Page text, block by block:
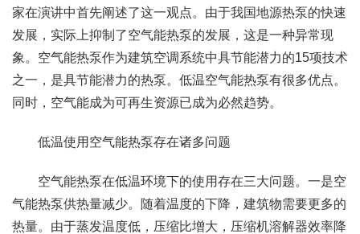
家在演讲中首先阐述了这一观点。由于我国地源热泵的快速
发展，实际上抑制了空气能热泵的发展，这是一种异常现
象。空气能热泵作为建筑空调系统中具节能潜力的15项技术
之一，是具节能潜力的热泵。低温空气能热泵有很多优点。
同时，空气能成为可再生资源已成为必然趋势。
低温使用空气能热泵存在诸多问题
空气能热泵在低温环境下的使用存在三大问题。一是空
气能热泵供热量减少。随着温度的下降，建筑物需要更多的
热量。由于蒸发温度低，压缩比增大，压缩机溶解器效率降